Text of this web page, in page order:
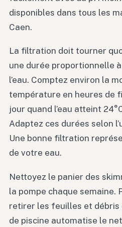
disponibles dans tous les
Caen.
La filtration doit tourner
une durée proportionnelle
l’eau. Comptez environ la
température en heures de
jour quand l’eau atteint
Adaptez ces durées selon
Une bonne filtration
de votre eau.
Nettoyez le panier des
la pompe chaque semaine.
retirer les feuilles et débris
de piscine automatise le